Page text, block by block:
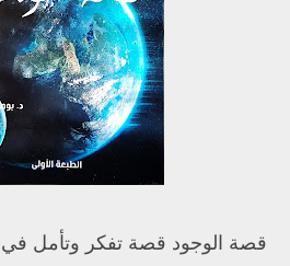
قصة الوجود قصة تفكر وتأمل في